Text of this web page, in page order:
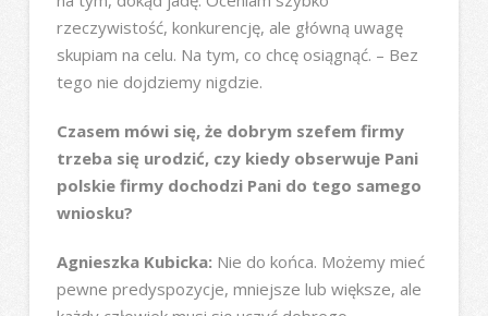
rzeczywistość, konkurencję, ale główną uwagę
skupiam na celu. Na tym, co chcę osiągnąć. – Bez
tego nie dojdziemy nigdzie.
Czasem mówi się, że dobrym szefem firmy
trzeba się urodzić, czy kiedy obserwuje Pani
polskie firmy dochodzi Pani do tego samego
wniosku?
Agnieszka Kubicka: Nie do końca. Możemy mieć
pewne predyspozycje, mniejsze lub większe, ale